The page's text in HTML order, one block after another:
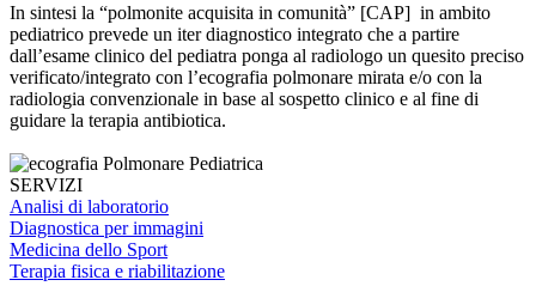
In sintesi la “polmonite acquisita in comunità” [CAP] in ambito
pediatrico prevede un iter diagnostico integrato che a partire
dall’esame clinico del pediatra ponga al radiologo un quesito preciso
verificato/integrato con l’ecografia polmonare mirata e/o con la
radiologia convenzionale in base al sospetto clinico e al fine di
guidare la terapia antibiotica.
SERVIZI
Analisi di laboratorio
Diagnostica per immagini
Medicina dello Sport
Terapia fisica e riabilitazione